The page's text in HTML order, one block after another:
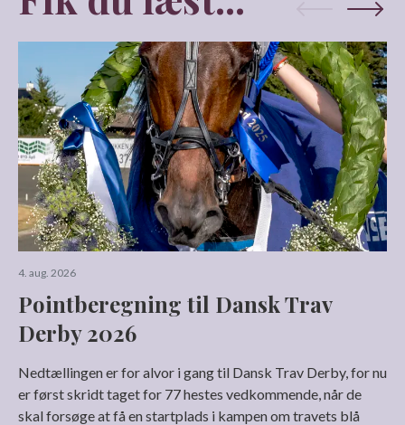
4. aug. 2026
Pointberegning til Dansk Trav
Derby 2026
Nedtællingen er for alvor i gang til Dansk Trav Derby, for nu
er først skridt taget for 77 hestes vedkommende, når de
skal forsøge at få en startplads i kampen om travets blå